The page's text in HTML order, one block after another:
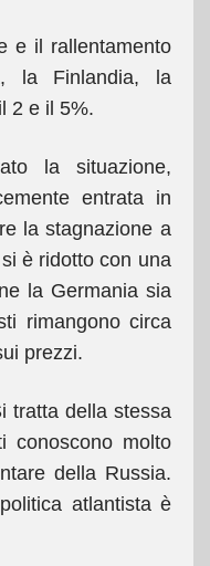
e il rallentamento
la Finlandia, la
2 e il 5%.
la situazione,
entrata in
la stagnazione a
è ridotto con una
la Germania sia
rimangono circa
prezzi.
tratta della stessa
conoscono molto
della Russia.
atlantista è